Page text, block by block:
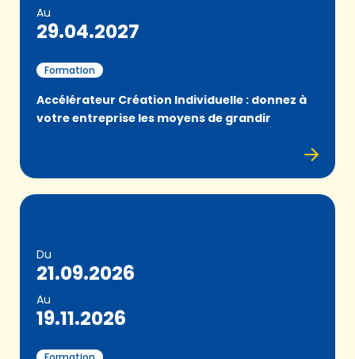
Au
29.04.2027
Formation
Accélérateur Création Individuelle : donnez à
votre entreprise les moyens de grandir
Du
21.09.2026
Au
19.11.2026